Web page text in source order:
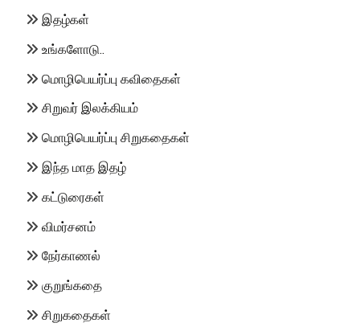
இதழ்கள்
உங்களோடு..
மொழிபெயர்ப்பு கவிதைகள்
சிறுவர் இலக்கியம்
மொழிபெயர்ப்பு சிறுகதைகள்
இந்த மாத இதழ்
கட்டுரைகள்
விமர்சனம்
நேர்காணல்
குறுங்கதை
சிறுகதைகள்